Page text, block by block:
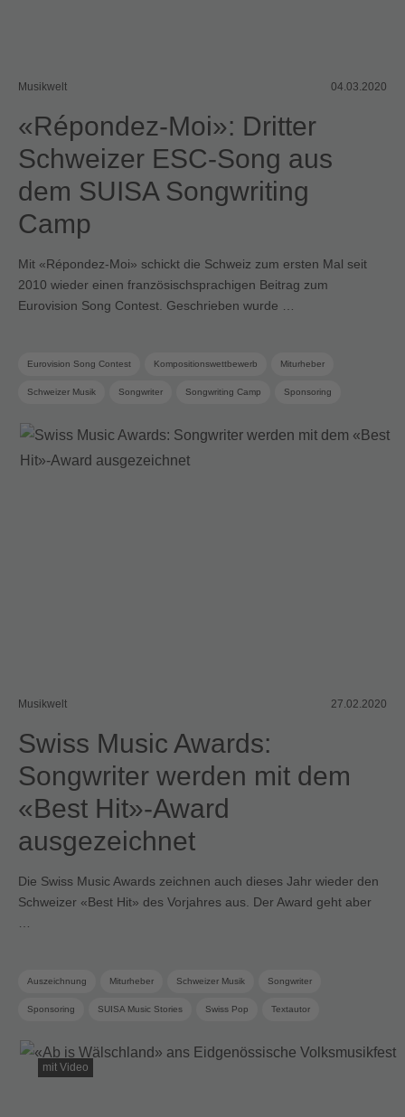
Musikwelt 04.03.2020
«Répondez-Moi»: Dritter
Schweizer ESC-Song aus
dem SUISA Songwriting
Camp
Mit «Répondez-Moi» schickt die Schweiz zum ersten Mal seit
2010 wieder einen französischsprachigen Beitrag zum
Eurovision Song Contest. Geschrieben wurde …
Eurovision Song Contest Kompositionswettbewerb Miturheber
Schweizer Musik Songwriter Songwriting Camp Sponsoring
Musikwelt 27.02.2020
Swiss Music Awards:
Songwriter werden mit dem
«Best Hit»-Award
ausgezeichnet
Die Swiss Music Awards zeichnen auch dieses Jahr wieder den
Schweizer «Best Hit» des Vorjahres aus. Der Award geht aber
Auszeichnung Miturheber Schweizer Musik Songwriter
Sponsoring SUISA Music Stories Swiss Pop Textautor
mit Video